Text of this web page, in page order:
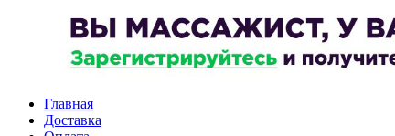
Главная
Доставка